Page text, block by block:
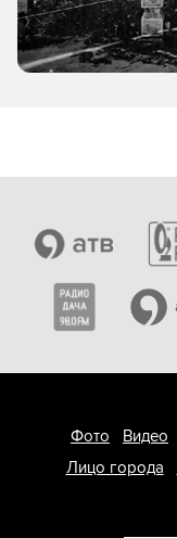
Фото Видео
Лицо города